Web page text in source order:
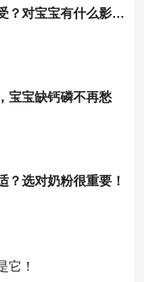
什么是乳糖不耐受？对宝宝有什么影响？
宝宝缺钙磷不再愁
？选对奶粉很重要！
它！